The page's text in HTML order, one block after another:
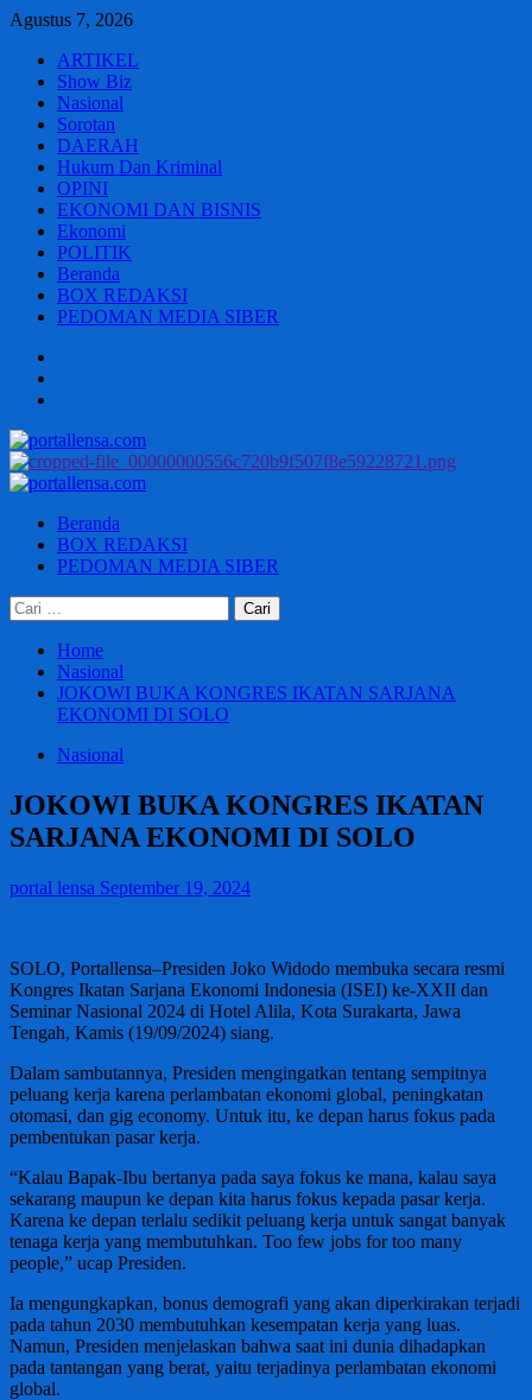
Skip
content
Agustus 7, 2026
ARTIKEL
Show Biz
Nasional
Sorotan
DAERAH
Hukum Dan Kriminal
OPINI
EKONOMI DAN BISNIS
Ekonomi
POLITIK
Beranda
BOX REDAKSI
PEDOMAN MEDIA SIBER
SIBER
Primary
Beranda
BOX REDAKSI
PEDOMAN MEDIA SIBER
Cari
untuk:
Home
Nasional
JOKOWI BUKA KONGRES IKATAN SARJANA
EKONOMI DI SOLO
Nasional
JOKOWI BUKA KONGRES IKATAN
SARJANA EKONOMI DI SOLO
portal lensa September 19, 2024
SOLO, Portallensa–Presiden Joko Widodo membuka secara resmi
Kongres Ikatan Sarjana Ekonomi Indonesia (ISEI) ke-XXII dan
Seminar Nasional 2024 di Hotel Alila, Kota Surakarta, Jawa
Tengah, Kamis (19/09/2024) siang.
Dalam sambutannya, Presiden mengingatkan tentang sempitnya
peluang kerja karena perlambatan ekonomi global, peningkatan
otomasi, dan gig economy. Untuk itu, ke depan harus fokus pada
pembentukan pasar kerja.
“Kalau Bapak-Ibu bertanya pada saya fokus ke mana, kalau saya
sekarang maupun ke depan kita harus fokus kepada pasar kerja.
Karena ke depan terlalu sedikit peluang kerja untuk sangat banyak
tenaga kerja yang membutuhkan. Too few jobs for too many
people,” ucap Presiden.
Ia mengungkapkan, bonus demografi yang akan diperkirakan terjadi
pada tahun 2030 membutuhkan kesempatan kerja yang luas.
Namun, Presiden menjelaskan bahwa saat ini dunia dihadapkan
pada tantangan yang berat, yaitu terjadinya perlambatan ekonomi
global.